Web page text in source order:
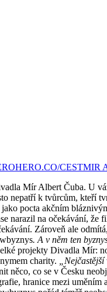
CESTMIR⁠⁠⁠⁠
Mír Albert Čuba. U
nepatří k tvůrcům, kteří
pocta akčním
narazil na očekávání,
Zároveň ale
. A v něm ten
projekty Divadla
charity.
něco, co se v Česku
hranice mezi